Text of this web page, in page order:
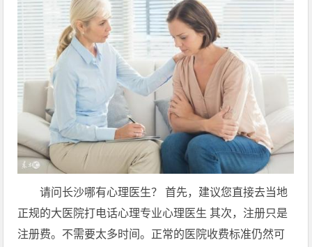
请问长沙哪有心理医生？ 首先，建议您直接去当地
正规的大医院打电话心理专业心理医生 其次，注册只是
注册费。不需要太多时间。正常的医院收费标准仍然可